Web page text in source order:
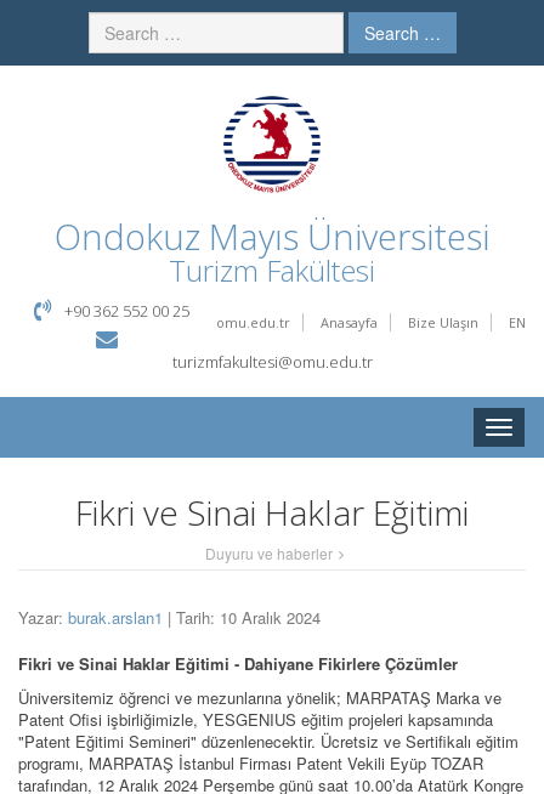
Search …
Ondokuz Mayıs Üniversitesi
Turizm Fakültesi
omu.edu.tr Anasayfa Bize Ulaşın EN
+90 362 552 00 25
turizmfakultesi@omu.edu.tr
Toggle
Fikri ve Sinai Haklar Eğitimi
Duyuru ve haberler
Yazar: burak.arslan1 | Tarih: 10 Aralık 2024
Fikri ve Sinai Haklar Eğitimi - Dahiyane Fikirlere Çözümler
Üniversitemiz öğrenci ve mezunlarına yönelik; MARPATAŞ Marka ve
Patent Ofisi işbirliğimizle, YESGENIUS eğitim projeleri kapsamında
"Patent Eğitimi Semineri" düzenlenecektir. Ücretsiz ve Sertifikalı eğitim
programı, MARPATAŞ İstanbul Firması Patent Vekili Eyüp TOZAR
tarafından, 12 Aralık 2024 Perşembe günü saat 10.00’da Atatürk Kongre